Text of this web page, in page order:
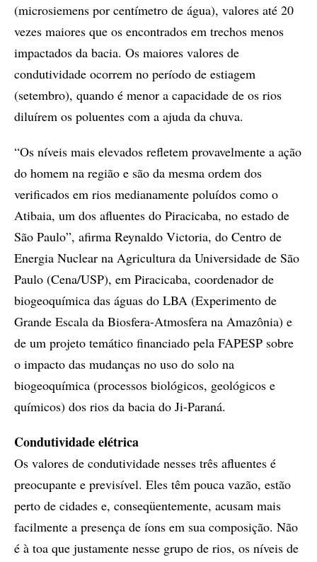
(microsiemens por centímetro de água), valores até 20
vezes maiores que os encontrados em trechos menos
impactados da bacia. Os maiores valores de
condutividade ocorrem no período de estiagem
(setembro), quando é menor a capacidade de os rios
diluírem os poluentes com a ajuda da chuva.
“Os níveis mais elevados refletem provavelmente a ação
do homem na região e são da mesma ordem dos
verificados em rios medianamente poluídos como o
Atibaia, um dos afluentes do Piracicaba, no estado de
São Paulo”, afirma Reynaldo Victoria, do Centro de
Energia Nuclear na Agricultura da Universidade de São
Paulo (Cena/USP), em Piracicaba, coordenador de
biogeoquímica das águas do LBA (Experimento de
Grande Escala da Biosfera-Atmosfera na Amazônia) e
de um projeto temático financiado pela FAPESP sobre
o impacto das mudanças no uso do solo na
biogeoquímica (processos biológicos, geológicos e
químicos) dos rios da bacia do Ji-Paraná.
Condutividade elétrica
Os valores de condutividade nesses três afluentes é
preocupante e previsível. Eles têm pouca vazão, estão
perto de cidades e, conseqüentemente, acusam mais
facilmente a presença de íons em sua composição. Não
é à toa que justamente nesse grupo de rios, os níveis de